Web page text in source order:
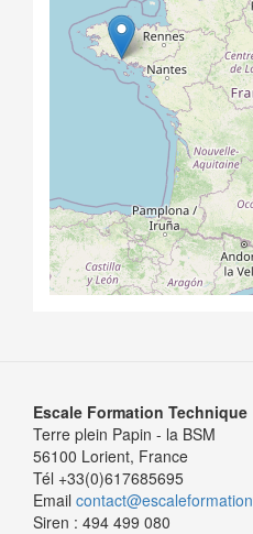
Escale Formation Technique
Terre plein Papin - la BSM
56100 Lorient, France
Tél +33(0)617685695
Email
Siren : 494 499 080